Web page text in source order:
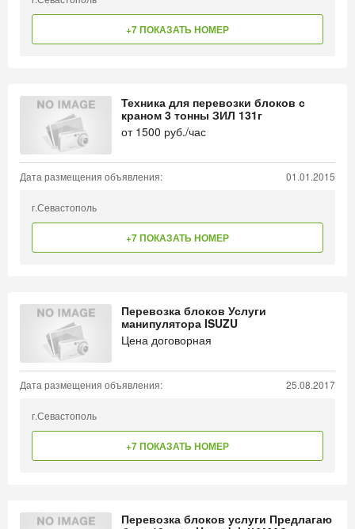
+7 ПОКАЗАТЬ НОМЕР
Техника для перевозки блоков с
краном 3 тонны ЗИЛ 131г
от 1500 руб./час
Дата размещения объявления: 01.01.2015
г.Севастополь
+7 ПОКАЗАТЬ НОМЕР
Перевозка блоков Услуги
манипулятора ISUZU
Цена договорная
Дата размещения объявления: 25.08.2017
г.Севастополь
+7 ПОКАЗАТЬ НОМЕР
Перевозка блоков услуги Предлагаю